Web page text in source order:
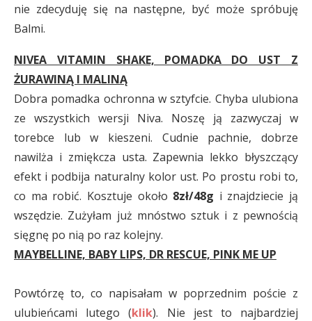
nie zdecyduję się na następne, być może spróbuję
Balmi.
NIVEA VITAMIN SHAKE, POMADKA DO UST Z
ŻURAWINĄ I MALINĄ
Dobra pomadka ochronna w sztyfcie. Chyba ulubiona
ze wszystkich wersji Niva. Noszę ją zazwyczaj w
torebce lub w kieszeni. Cudnie pachnie, dobrze
nawilża i zmiękcza usta. Zapewnia lekko błyszczący
efekt i podbija naturalny kolor ust. Po prostu robi to,
co ma robić. Kosztuje około 8zł/48g i znajdziecie ją
wszędzie. Zużyłam już mnóstwo sztuk i z pewnością
sięgnę po nią po raz kolejny.
MAYBELLINE, BABY LIPS, DR RESCUE, PINK ME UP
Powtórzę to, co napisałam w poprzednim poście z
ulubieńcami lutego (klik). Nie jest to najbardziej